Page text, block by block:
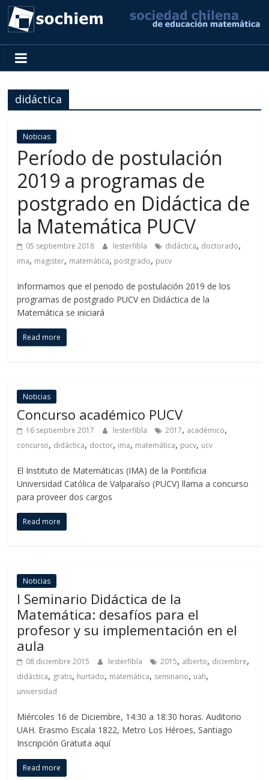
SOCHIEM
Sociedad
Chilena
de
Matemática
didáctica
Noticias
Período de postulación
2019 a programas de
postgrado en Didáctica de
la Matemática PUCV
05 septiembre 2018 lesterfibla didáctica, doctorado,
ima, magister, matemática, postgrado, pucv
Informamos que el periodo de postulación 2019 de los
programas de postgrado PUCV en Didáctica de la
Matemática se iniciará
Read more
Noticias
Concurso académico PUCV
16 septiembre 2017 lesterfibla 2017, académico,
concurso, didáctica, doctor, ima, matemática, pucv, ucv
El Instituto de Matemáticas (IMA) de la Pontificia
Universidad Católica de Valparaíso (PUCV) llama a concurso
para proveer dos cargos
Read more
Noticias
I Seminario Didáctica de la
Matemática: desafíos para el
profesor y su implementación en el
aula
08 diciembre 2015 lesterfibla 2015, alberto, diciembre,
didáctica, gratis, hurtado, matemática, seminario, uah,
universidad
Miércoles 16 de Diciembre, 14:30 a 18:30 horas. Auditorio
UAH. Erasmo Escala 1822, Metro Los Héroes, Santiago
Inscripción Gratuita aquí
Read more